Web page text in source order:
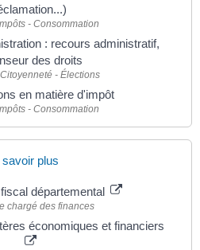
- Consommation
: recours administratif,
des droits
- Élections
en matière d'impôt
- Consommation
plus
départemental
chargé des finances
économiques et financiers